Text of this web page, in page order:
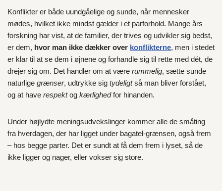
Konflikter er både uundgåelige og sunde, når mennesker
mødes, hvilket ikke mindst gælder i et parforhold. Mange års
forskning har vist, at de familier, der trives og udvikler sig bedst,
er dem, hvor man ikke dækker over konflikterne, men i stedet
er klar til at se dem i øjnene og forhandle sig til rette med dét, de
drejer sig om. Det handler om at være rummelig, sætte sunde
naturlige grænser, udtrykke sig tydeligtså man bliver forstået,
og at have respektog kærlighedfor hinanden.
Under højlydte meningsudvekslinger kommer alle de småting
fra hverdagen, der har ligget under bagatel-grænsen, også frem
– hos begge parter. Det er sundt at få dem frem i lyset, så de
ikke ligger og nager, eller vokser sig store.